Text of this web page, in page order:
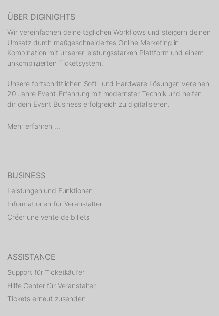
ÜBER DIGINIGHTS
Wir vereinfachen deine täglichen Workflows und steigern deinen
Umsatz durch maßgeschneidertes Online Marketing in
Kombination mit unserer leistungsstarken Plattform und einem
unkomplizierten Ticketsystem.
Unsere fortschrittlichen Soft- und Hardware Lösungen vereinen
20 Jahre Event-Erfahrung mit modernster Technik und helfen
dir dein Event Business erfolgreich zu digitalisieren.
Mehr erfahren ...
BUSINESS
Leistungen und Funktionen
Informationen für Veranstalter
Créer une vente de billets
ASSISTANCE
Support für Ticketkäufer
Hilfe Center für Veranstalter
Tickets erneut zusenden